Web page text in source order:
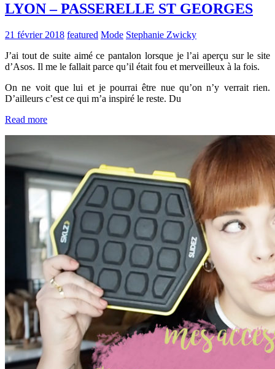
LYON – PASSERELLE ST GEORGES
21 février 2018 featured Mode Stephanie Zwicky
J’ai tout de suite aimé ce pantalon lorsque je l’ai aperçu sur le site
d’Asos. Il me le fallait parce qu’il était fou et merveilleux à la fois.
On ne voit que lui et je pourrai être nue qu’on n’y verrait rien.
D’ailleurs c’est ce qui m’a inspiré le reste. Du
Read more